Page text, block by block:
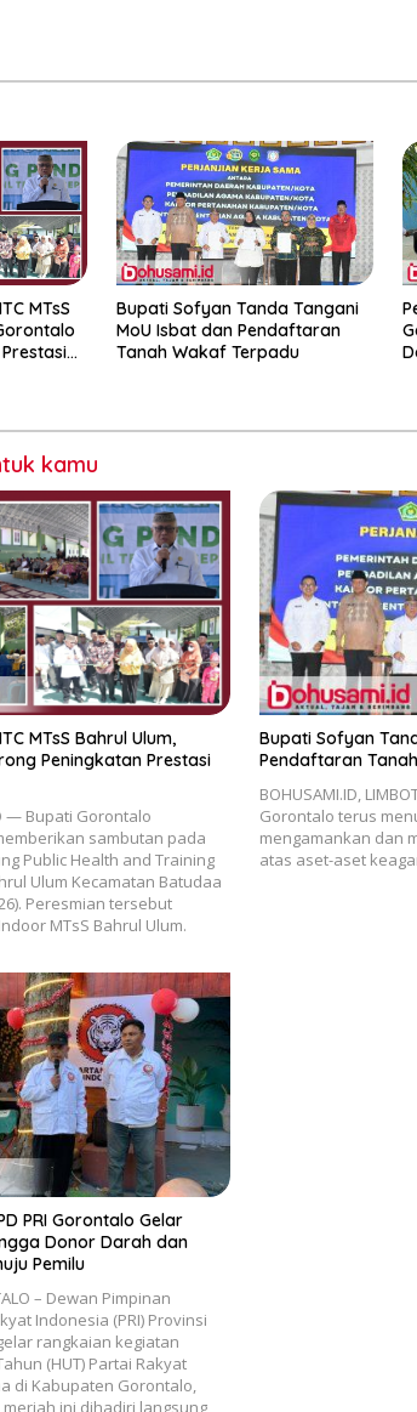
MTsS
Bupati Sofyan Tanda Tangani
MoU Isbat dan Pendaftaran
Tanah Wakaf Terpadu
kamu
MTsS Bahrul Ulum,
Peningkatan Prestasi
— Bupati Gorontalo
sambutan pada
Public Health and Training
Ulum Kecamatan Batudaa
Peresmian tersebut
MTsS Bahrul Ulum.
Bupati Sofyan
Pendaftaran
BOHUSAMI.ID,
Gorontalo terus
mengamankan dan
atas aset-aset
PRI Gorontalo Gelar
Donor Darah dan
Pemilu
– Dewan Pimpinan
Indonesia (PRI) Provinsi
rangkaian kegiatan
(HUT) Partai Rakyat
di Kabupaten Gorontalo,